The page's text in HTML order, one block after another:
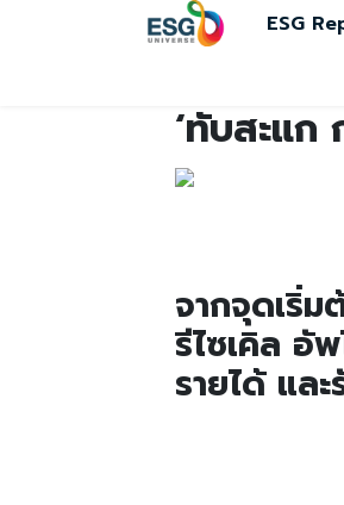
ESG
‘ทับสะแก
จากจุดเริ่
รีไซเคิล อั
รายได้ แล